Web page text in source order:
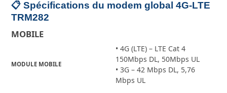
📋 Spécifications du modem global 4G-LTE
TRM282
MOBILE
MODULE MOBILE
• 4G (LTE) – LTE Cat 4
150Mbps DL, 50Mbps UL
• 3G – 42 Mbps DL, 5,76
Mbps UL